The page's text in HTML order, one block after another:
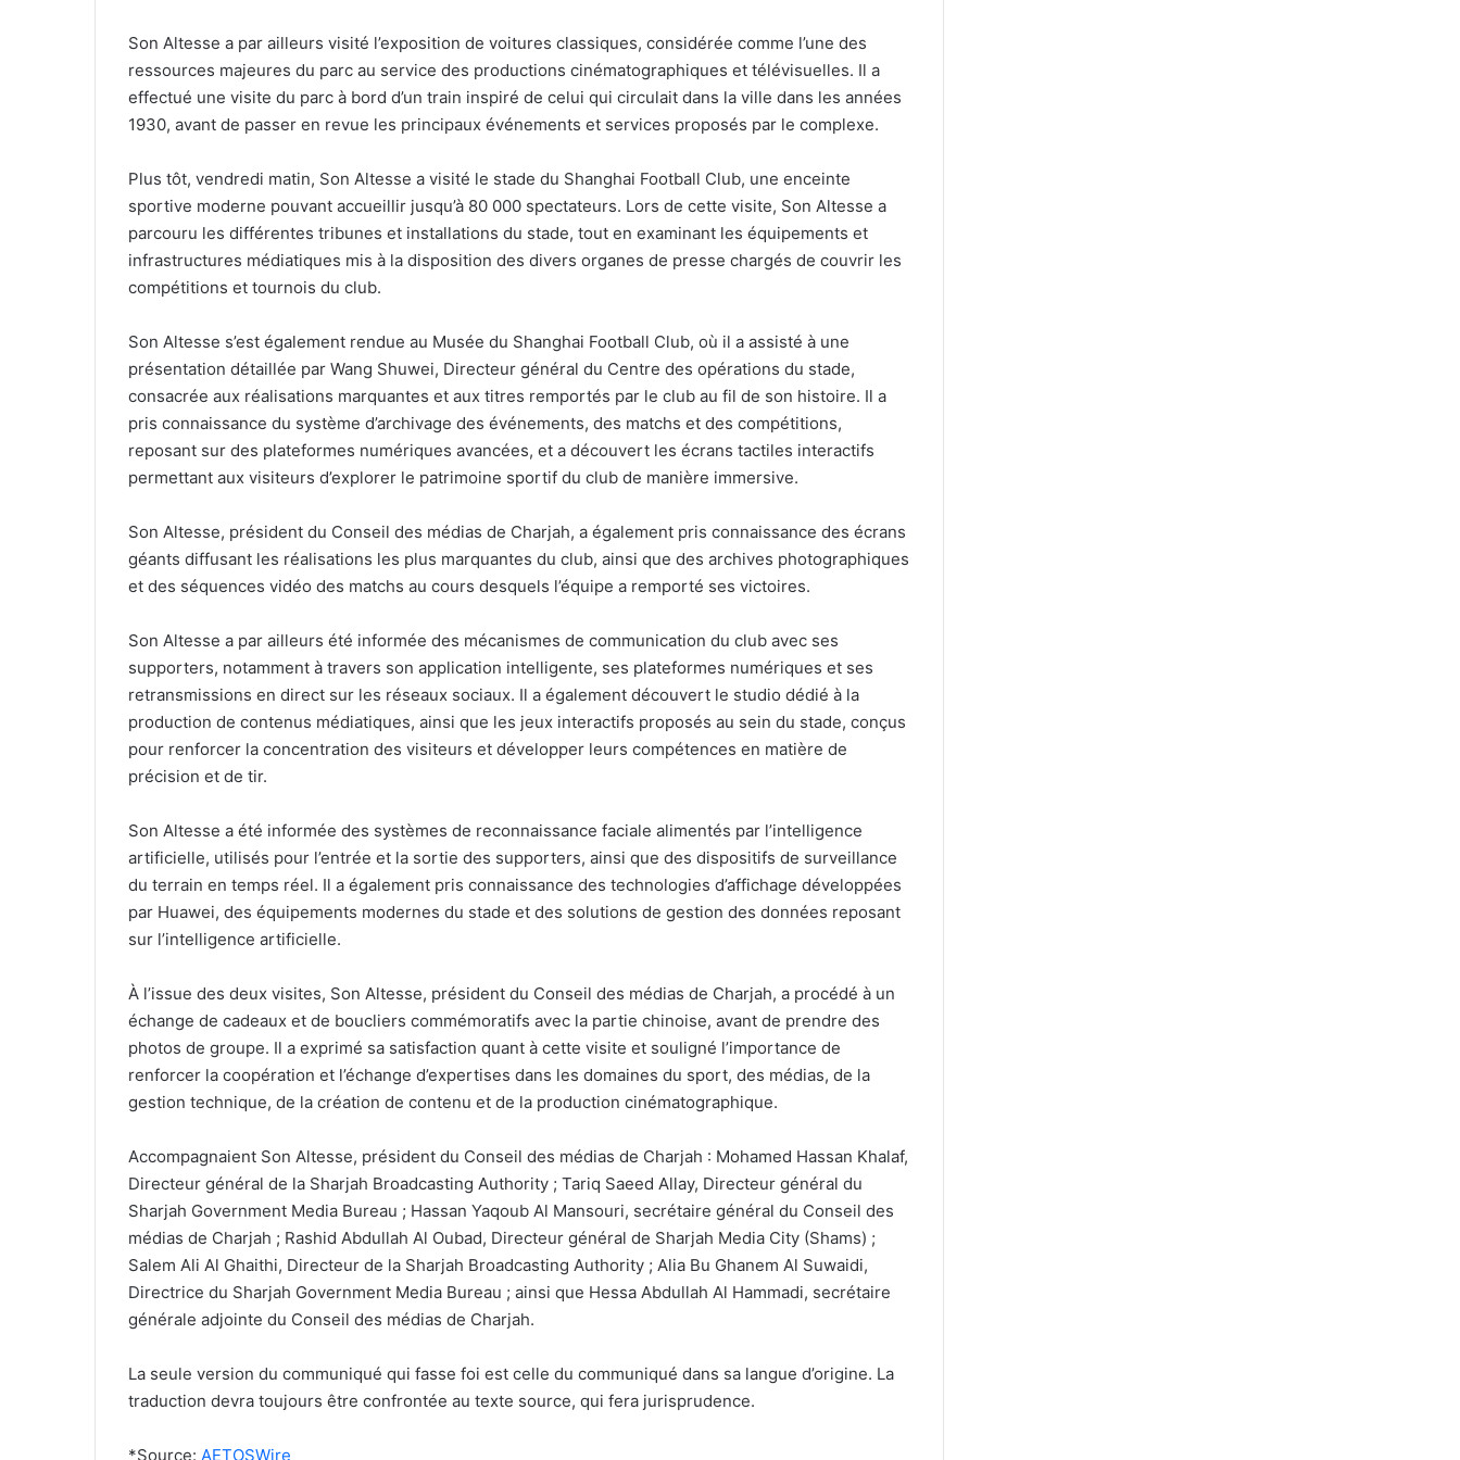
Son Altesse a par ailleurs visité l’exposition de voitures classiques, considérée comme l’une des
ressources majeures du parc au service des productions cinématographiques et télévisuelles. Il a
effectué une visite du parc à bord d’un train inspiré de celui qui circulait dans la ville dans les années
1930, avant de passer en revue les principaux événements et services proposés par le complexe.
Plus tôt, vendredi matin, Son Altesse a visité le stade du Shanghai Football Club, une enceinte
sportive moderne pouvant accueillir jusqu’à 80 000 spectateurs. Lors de cette visite, Son Altesse a
parcouru les différentes tribunes et installations du stade, tout en examinant les équipements et
infrastructures médiatiques mis à la disposition des divers organes de presse chargés de couvrir les
compétitions et tournois du club.
Son Altesse s’est également rendue au Musée du Shanghai Football Club, où il a assisté à une
présentation détaillée par Wang Shuwei, Directeur général du Centre des opérations du stade,
consacrée aux réalisations marquantes et aux titres remportés par le club au fil de son histoire. Il a
pris connaissance du système d’archivage des événements, des matchs et des compétitions,
reposant sur des plateformes numériques avancées, et a découvert les écrans tactiles interactifs
permettant aux visiteurs d’explorer le patrimoine sportif du club de manière immersive.
Son Altesse, président du Conseil des médias de Charjah, a également pris connaissance des écrans
géants diffusant les réalisations les plus marquantes du club, ainsi que des archives photographiques
et des séquences vidéo des matchs au cours desquels l’équipe a remporté ses victoires.
Son Altesse a par ailleurs été informée des mécanismes de communication du club avec ses
supporters, notamment à travers son application intelligente, ses plateformes numériques et ses
retransmissions en direct sur les réseaux sociaux. Il a également découvert le studio dédié à la
production de contenus médiatiques, ainsi que les jeux interactifs proposés au sein du stade, conçus
pour renforcer la concentration des visiteurs et développer leurs compétences en matière de
précision et de tir.
Son Altesse a été informée des systèmes de reconnaissance faciale alimentés par l’intelligence
artificielle, utilisés pour l’entrée et la sortie des supporters, ainsi que des dispositifs de surveillance
du terrain en temps réel. Il a également pris connaissance des technologies d’affichage développées
par Huawei, des équipements modernes du stade et des solutions de gestion des données reposant
sur l’intelligence artificielle.
À l’issue des deux visites, Son Altesse, président du Conseil des médias de Charjah, a procédé à un
échange de cadeaux et de boucliers commémoratifs avec la partie chinoise, avant de prendre des
photos de groupe. Il a exprimé sa satisfaction quant à cette visite et souligné l’importance de
renforcer la coopération et l’échange d’expertises dans les domaines du sport, des médias, de la
gestion technique, de la création de contenu et de la production cinématographique.
Accompagnaient Son Altesse, président du Conseil des médias de Charjah : Mohamed Hassan Khalaf,
Directeur général de la Sharjah Broadcasting Authority ; Tariq Saeed Allay, Directeur général du
Sharjah Government Media Bureau ; Hassan Yaqoub Al Mansouri, secrétaire général du Conseil des
médias de Charjah ; Rashid Abdullah Al Oubad, Directeur général de Sharjah Media City (Shams) ;
Salem Ali Al Ghaithi, Directeur de la Sharjah Broadcasting Authority ; Alia Bu Ghanem Al Suwaidi,
Directrice du Sharjah Government Media Bureau ; ainsi que Hessa Abdullah Al Hammadi, secrétaire
générale adjointe du Conseil des médias de Charjah.
La seule version du communiqué qui fasse foi est celle du communiqué dans sa langue d’origine. La
traduction devra toujours être confrontée au texte source, qui fera jurisprudence.
*Source: AETOSWire